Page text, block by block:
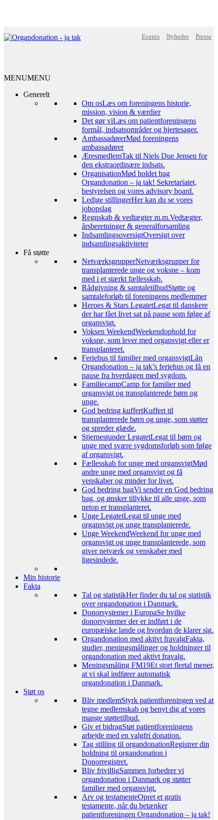
Events Nyheder Presse
MENUMENU
Generelt
Om osLæs om foreningens historie,
mission, vision & værdier
Det gør viLæs om patientforeningens
formål, indsatsområder og hjertesager.
AmbassadørerMød foreningens
ambassadører
ÆresmedlemTak til Niels Due Jensen for
den ekstraordinære indsats.
OrganisationMød holdet bag
Organdonation – ja tak! Sekretariatet,
bestyrelsen og vores advisory board.
Ledige stillingerHer kan du se vores
jobopslag
Regnskab & vedtægter m.m.Vedtægter,
årsberetninger & generalforsamling
IndsamlingsoversigtOversigt over
indsamlingsaktiviteter
Få støtte
NetværksgrupperNetværksgrupper for
transplanterede unge og voksne – kom
med i et stærkt fællesskab.
Rådgivning & samtaletilbudStøtte og
samtaleforløb til foreningens medlemmer
Heroes & Stars LegatetLegat til danskere
der har fået livet sat på pause som følge af
organsvigt.
Voksen WeekendWeekendophold for
voksne, som lever med organsvigt eller er
transplanteret.
Feriehus til familier med organsvigtLån
Organdonation – ja tak’s feriehus og få en
pause fra hverdagen med sygdom.
FamiliecampCamp for familier med
organsvigt og transplanterede børn og
unge.
God bedring kuffertKuffert til
transplanterede børn og unge, som støtter
og spreder glæde.
Stjernestunder LegatetLegat til børn og
unge med svære sygdomsforløb som følge
af organsvigt.
Fællesskab for unge med organsvigtMød
andre unge med organsvigt og få
venskaber og minder for livet.
God bedring bagVi sender en God bedring
bag, og ønsker tillykke til alle unge, som
netop er transplanteret.
Unge LegatetLegat til unge med
organsvigt og unge transplanterede.
Unge WeekendWeekend for unge med
organsvigt og unge transplanterede, som
giver netværk og venskaber med
ligesindede.
Min historie
Fakta
Tal og statistikHer finder du tal og statistik
over organdonation i Danmark.
Donorsystemer i EuropaSe hvilke
donorsystemer der er indført i de
europæiske lande og hvordan de klarer sig.
Organdonation med aktivt fravalgFakta,
studier, meningsmålinger og holdninger til
organdonation med aktivt fravalg.
Meningsmåling FM19Et stort flertal mener,
at vi skal indfører automatisk
organdonation i Danmark.
Støt os
Bliv medlemStyrk patientforeningen ved at
tegne medlemskab og benyt dig af vores
mange støttetilbud.
Giv et bidragStøt patientforeningens
arbejde med en valgfri donation.
Tag stilling til organdonationRegistrer din
holdning til organdonation i
Donorregistret.
Bliv frivilligSammen forbedrer vi
organdonation i Danmark og støtter
familier med organsvigt.
Arv og testamenteOpret et gratis
testamente, når du betænker
patientforeningen Organdonation – ja tak!